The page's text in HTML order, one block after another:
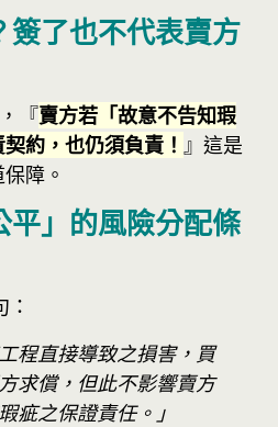
簽了也不代表賣方
『賣方若「故意不告知瑕
約，也仍須負責！ 』這是
障。
平」的風險分配條
工程直接導致之損害，買
求償，但此不影響賣方
疵之保證責任。」